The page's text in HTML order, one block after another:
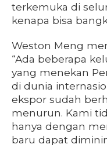
terkemuka di
kenapa bisa
Weston Meng
“Ada beberapa
yang menekan
di dunia
ekspor sudah
menurun. Kami
hanya dengan
baru dapat